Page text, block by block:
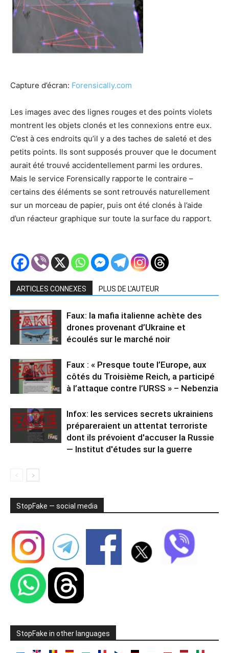
Capture d’écran: Forensically.com
Les images avec des lignes rouges et des points violets
montrent les objets clonés et les connexions entre eux.
C’est à ces endroits qu’il y a des taches de saleté et des
petits points. Ils sont supposés prouver que le document
aurait été trouvé accidentellement parmi les ordures.
Mais le service Forensically rapporte le contraire –
certains des éléments se sont retrouvés naturellement
sur un morceau de papier, puis ont été clonés à l’aide
d’un réacteur graphique sur toute la surface du rapport.
ARTICLES CONNEXES PLUS DE L'AUTEUR
Faux: la mafia italienne achète des
drones provenant d’Ukraine et
écoulés sur le marché noir
Faux : « Presque toute l’Europe, aux
côtés du Troisième Reich, a participé
à l’attaque contre l’URSS » – Nebenzia
Infox: les services secrets ukrainiens
prépareraient un attentat terroriste
dont ils prévoient d'accuser la Russie
— Institut d'études sur la guerre
StopFake — social media
StopFake in other languages